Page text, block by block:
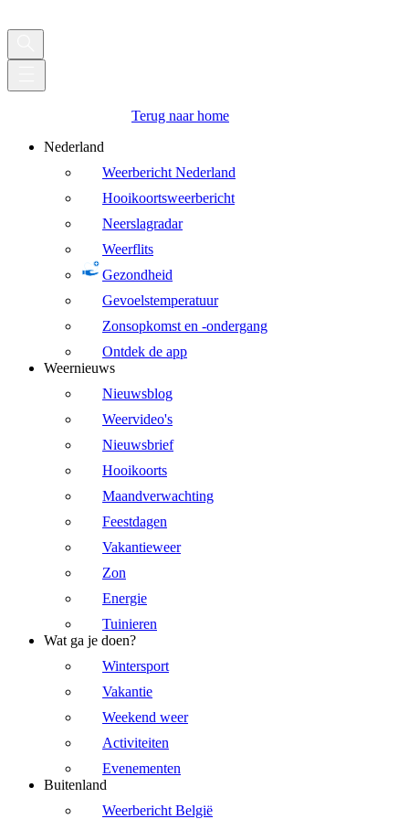
Terug naar home
Nederland
Weerbericht Nederland
Hooikoortsweerbericht
Neerslagradar
Weerflits
Gezondheid
Gevoelstemperatuur
Zonsopkomst en -ondergang
Ontdek de app
Weernieuws
Nieuwsblog
Weervideo's
Nieuwsbrief
Hooikoorts
Maandverwachting
Feestdagen
Vakantieweer
Zon
Energie
Tuinieren
Wat ga je doen?
Wintersport
Vakantie
Weekend weer
Activiteiten
Evenementen
Buitenland
Weerbericht België